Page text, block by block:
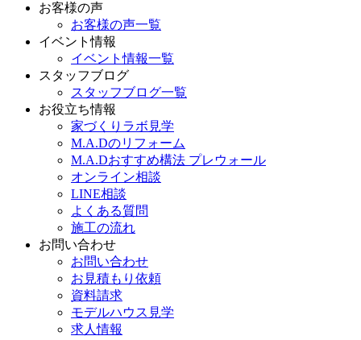
お客様の声
お客様の声一覧
イベント情報
イベント情報一覧
スタッフブログ
スタッフブログ一覧
お役立ち情報
家づくりラボ見学
M.A.Dのリフォーム
M.A.Dおすすめ構法 プレウォール
オンライン相談
LINE相談
よくある質問
施工の流れ
お問い合わせ
お問い合わせ
お見積もり依頼
資料請求
モデルハウス見学
求人情報